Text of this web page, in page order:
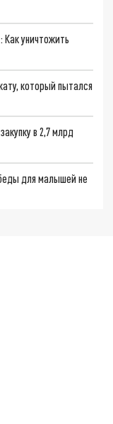
Как уничтожить
который пытался
в 2,7 млрд
для малышей не